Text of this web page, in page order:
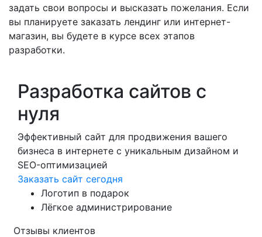
задать свои вопросы и высказать пожелания. Если
вы планируете заказать лендинг или интернет-
магазин, вы будете в курсе всех этапов
разработки.
Разработка сайтов с
нуля
Эффективный сайт для продвижения вашего
бизнеса в интернете с уникальным дизайном и
SEO-оптимизацией
Заказать сайт сегодня
Логотип в подарок
Лёгкое администрирование
Отзывы клиентов